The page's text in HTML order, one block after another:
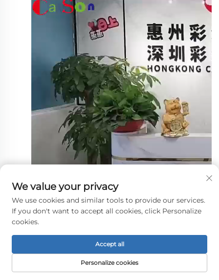
Ние сме професионална фабрика с повече от 16-годишен
аксесоари за дисплеи, обхващаща
We value your privacy
We use cookies and similar tools to provide our services.
If you don't want to accept all cookies, click Personalize
cookies.
Personalize cookies
Accept all